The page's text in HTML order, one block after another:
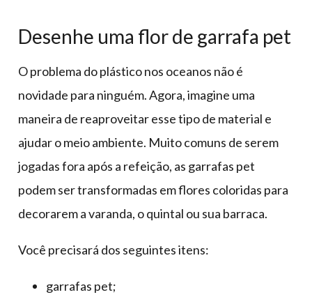
Desenhe uma flor de garrafa pet
O problema do plástico nos oceanos não é
novidade para ninguém. Agora, imagine uma
maneira de reaproveitar esse tipo de material e
ajudar o meio ambiente. Muito comuns de serem
jogadas fora após a refeição, as garrafas pet
podem ser transformadas em flores coloridas para
decorarem a varanda, o quintal ou sua barraca.
Você precisará dos seguintes itens:
garrafas pet;